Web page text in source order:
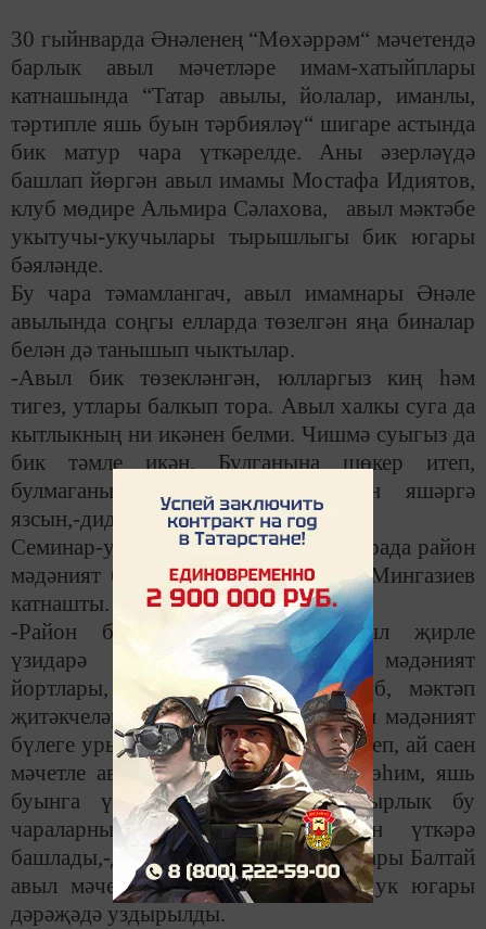
30 гыйнварда Әнәленең “Мөхәррәм“ мәчетендә
барлык авыл мәчетләре имам-хатыйплары
катнашында “Татар авылы, йолалар, иманлы,
тәртипле яшь буын тәрбияләү“ шигаре астында
бик матур чара үткәрелде. Аны әзерләүдә
башлап йөргән авыл имамы Мостафа Идиятов,
клуб мөдире Альмира Сәлахова, авыл мәктәбе
укытучы-укучылары тырышлыгы бик югары
бәяләнде.
Бу чара тәмамлангач, авыл имамнары Әнәле
авылында соңгы елларда төзелгән яңа биналар
белән дә танышып чыктылар.
-Авыл бик төзекләнгән, юлларгыз киң һәм
тигез, утлары балкып тора. Авыл халкы суга да
кытлыкның ни икәнен белми. Чишмә суыгыз да
бик тәмле икән. Булганына шөкер итеп,
булмаганын булдырып, исән-имин яшәргә
язсын,-диделәр алар бертавыштан.
Семинар-уку рәвешендә үткән бу чарада район
мәдәният бүлеге җитәкчесе Рөстәм Мингазиев
катнашты.
-Район башлыгы тәкъдимен авыл җирле
үзидарә җитәкчеләре, имамнар, мәдәният
йортлары, балалар бакчалары, клуб, мәктәп
җитәкчеләре дә күтәреп алды. Район мәдәният
бүлеге урыннарда уртак фикергә килеп, ай саен
мәчетле авылларда менә шундый мөһим, яшь
буынга үрнәк һәм гыйбрәт булырлык бу
чараларны узган ел ахырыннан үткәрә
башлады,-диде ул. –Борнаш һәм Югары Балтай
авыл мәчетләрендә дә алар шулай ук югары
дәрәҗәдә уздырылды.